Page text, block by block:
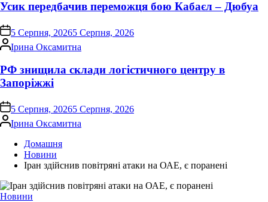
Усик передбачив переможця бою Кабаєл – Дюбуа
on 5 Серпня, 20265 Серпня, 2026
Опубліковано
Ірина Оксамитна
РФ знищила склади логістичного центру в
Запоріжжі
on 5 Серпня, 20265 Серпня, 2026
Опубліковано
Ірина Оксамитна
Домашня
Новини
Іран здійснив повітряні атаки на ОАЕ, є поранені
Опублікувати
Новини